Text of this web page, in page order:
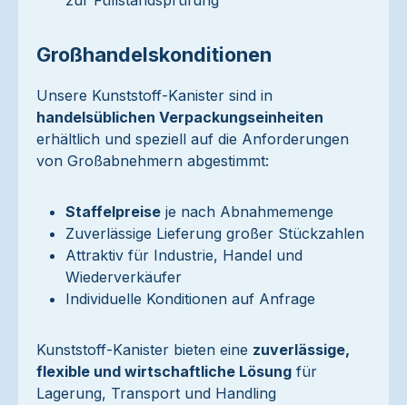
Großhandelskonditionen
Unsere Kunststoff-Kanister sind in
handelsüblichen Verpackungseinheiten
erhältlich und speziell auf die Anforderungen
von Großabnehmern abgestimmt:
Staffelpreise je nach Abnahmemenge
Zuverlässige Lieferung großer Stückzahlen
Attraktiv für Industrie, Handel und
Wiederverkäufer
Individuelle Konditionen auf Anfrage
Kunststoff-Kanister bieten eine zuverlässige,
flexible und wirtschaftliche Lösung für
Lagerung, Transport und Handling